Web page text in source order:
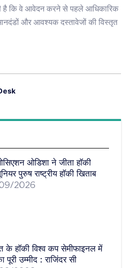
है कि वे आवेदन करने से पहले आधिकारिक
और आवश्यक दस्तावेजों की विस्तृत
ओडिशा ने जीता हॉकी
पुरुष राष्ट्रीय हॉकी खिताब
2026
के हॉकी विश्व कप सेमीफाइनल में
पूरी उम्मीद : राजिंदर सी